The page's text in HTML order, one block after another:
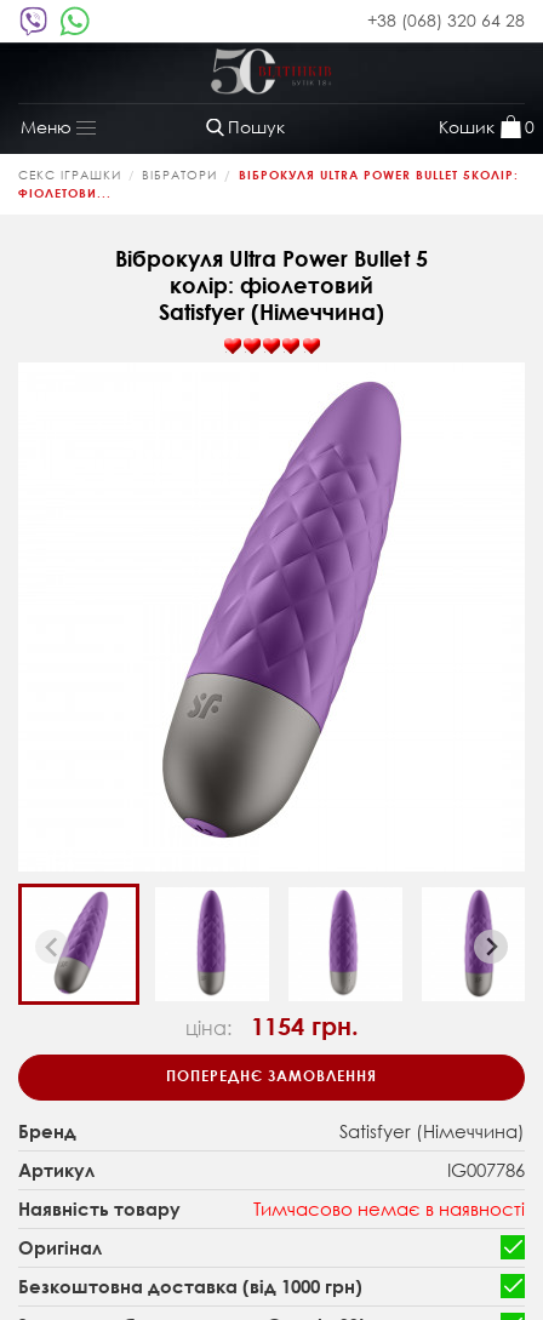
+38 (068) 320 64 28
Пошук Кошик 0
Меню
Toggle
navigation
СЕКС ІГРАШКИ ВІБРАТОРИ
ВІБРОКУЛЯ ULTRA POWER BULLET 5КОЛІР:
ФІОЛЕТОВИ...
Віброкуля Ultra Power Bullet 5
колір: фіолетовий
Satisfyer (Німеччина)
ціна: 1154 грн.
ПОПЕРЕДНЄ ЗАМОВЛЕННЯ
Бренд Satisfyer (Німеччина)
Артикул IG007786
Наявність товару Тимчасово немає в наявності
Оригінал
Безкоштовна доставка (від 1000 грн)